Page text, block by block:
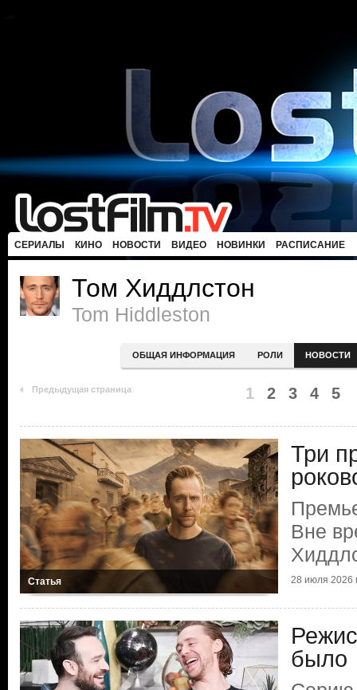
СЕРИАЛЫ КИНО НОВОСТИ ВИДЕО НОВИНКИ РАСПИСАНИЕ
Том Хиддлстон
Tom Hiddleston
ОБЩАЯ ИНФОРМАЦИЯ РОЛИ НОВОСТИ
Предыдущая страница 1 2 3 4 5
Статья
Три
Вне
28 июля 2026
было